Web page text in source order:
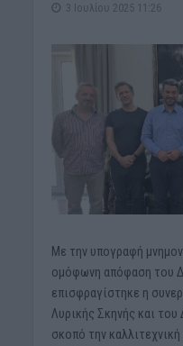
3 Ιουλίου 2025 11:26
Με την υπογραφή
ομόφωνη απόφαση του
επισφραγίστηκε η
Λυρικής Σκηνής και
σκοπό την